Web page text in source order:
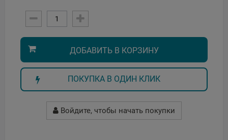
ДОБАВИТЬ В КОРЗИНУ
ПОКУПКА В ОДИН КЛИК
Войдите, чтобы начать покупки